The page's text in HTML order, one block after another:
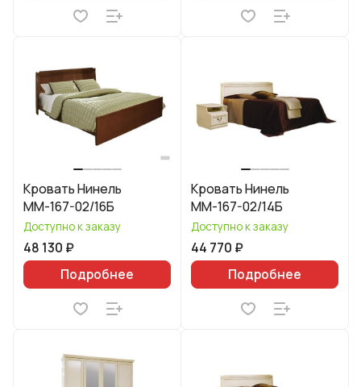
Кровать Нинель
ММ-167-02/16Б
Доступно к заказу
48 130 ₽
Подробнее
Кровать Нинель
ММ-167-02/14Б
Доступно к заказу
44 770 ₽
Подробнее